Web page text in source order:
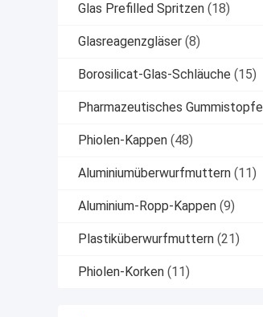
Glas Prefilled Spritzen (18)
Glasreagenzgläser (8)
Borosilicat-Glas-Schläuche (15)
Pharmazeutisches
Phiolen-Kappen (48)
Aluminiumüberwurfmuttern (11)
Aluminium-Ropp-Kappen (9)
Plastiküberwurfmuttern (21)
Phiolen-Korken (11)